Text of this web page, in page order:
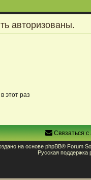
авторизованы.
этот раз
Связаться
на основе phpBB® Forum
Русская поддержка